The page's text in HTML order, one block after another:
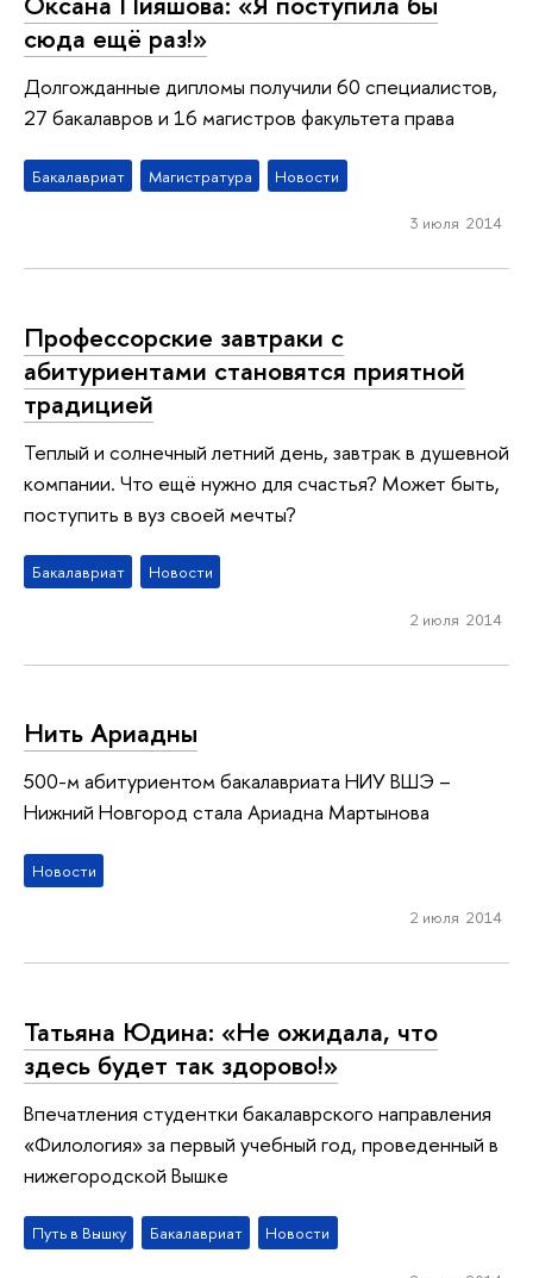
сюда ещё раз!»
Долгожданные дипломы получили 60 специалистов,
27 бакалавров и 16 магистров факультета права
Бакалавриат Магистратура Новости
3 июля 2014
Профессорские завтраки с
абитуриентами становятся приятной
традицией
Теплый и солнечный летний день, завтрак в душевной
компании. Что ещё нужно для счастья? Может быть,
поступить в вуз своей мечты?
Бакалавриат Новости
2 июля 2014
Нить Ариадны
500-м абитуриентом бакалавриата НИУ ВШЭ –
Нижний Новгород стала Ариадна Мартынова
Новости
2 июля 2014
Татьяна Юдина: «Не ожидала, что
здесь будет так здорово!»
Впечатления студентки бакалаврского направления
«Филология» за первый учебный год, проведенный в
нижегородской Вышке
Путь в Вышку Бакалавриат Новости